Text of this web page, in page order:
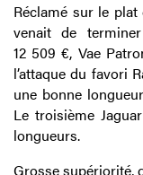
Réclamé sur le
venait de
12 509 €, Vae
l’attaque du favori
une bonne
Le troisième
longueurs.
Grosse supériorité,